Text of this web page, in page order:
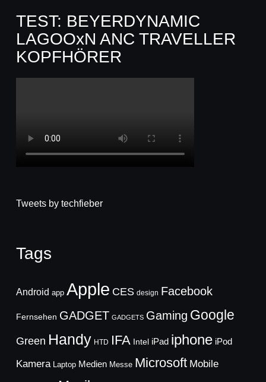
TEST: BEYERDYNAMIC
LAGOOxN ANC TRAVELLER
KOPFHÖRER
Tweets by techfieber
Tags
Android app Apple CES design Facebook
Fernsehen GADGET GADGETS Gaming Google
Green Handy HTD IFA Intel iPad iphone iPod
Kamera Laptop Medien Messe Microsoft Mobile